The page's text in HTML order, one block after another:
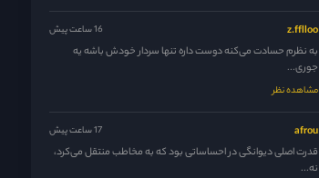
z.fflloo 16 ساعت پیش
به نظرم حسادت می‌کنه دوست داره تنها سردار خودش باشه یه
جوری...
مشاهده نظر
afrou 17 ساعت پیش
قدرت اصلی دیوانگی در احساساتی بود که به مخاطب منتقل می‌کرد،
نه...